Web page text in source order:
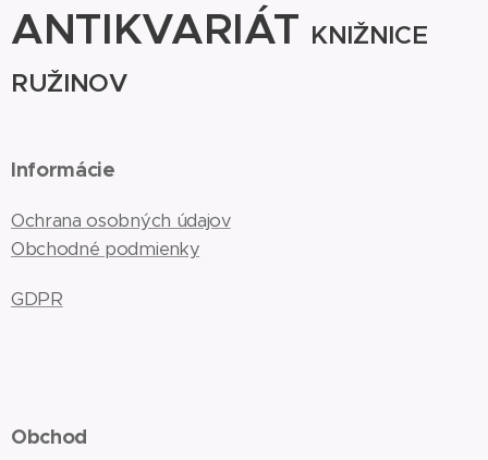
ANTIKVARIÁT KNIŽNICE
RUŽINOV
Informácie
Ochrana osobných údajov
Obchodné podmienky
GDPR
Obchod